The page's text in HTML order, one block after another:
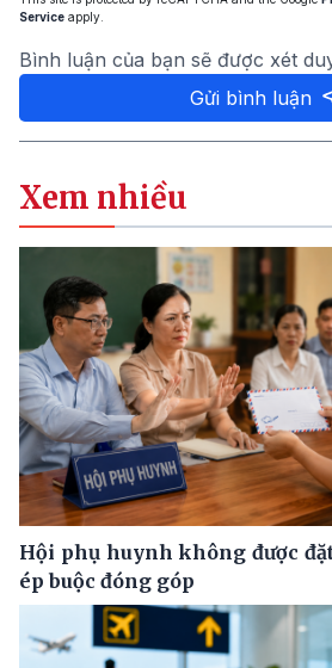
Service apply.
Bình luận của bạn sẽ được xét
Gửi bình luận
Xem nhiều
Hội phụ huynh không được
ép buộc đóng góp